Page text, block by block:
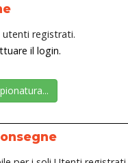
utenti registrati.
il login.